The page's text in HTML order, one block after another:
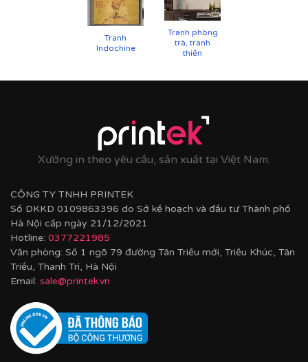
Hoàn thiện bằng khung bo viền chất liệu nhựa
composite cao cấp nâng tầm giá trị tranh.
Cận cảnh khung nhựa composite bản khung nhỏ
Tranh
Indochine
Tranh phòng
trà, tranh
thiền
Xưởng in theo yêu cầu, sản xuất tại Việt Nam.
CÔNG TY TNHH PRINTEK
Số DKKD 0109863396 do Sở kế hoạch và đầu tư Thành phố
Hà Nội cấp ngày 21/12/2021
Hotline: 0377221985
Văn phòng: Số 1 ngõ 79 đường Tân Triều mới, Triều Khúc, Tân
Triều, Thanh Trì, Hà Nội
Email: sale@printek.vn